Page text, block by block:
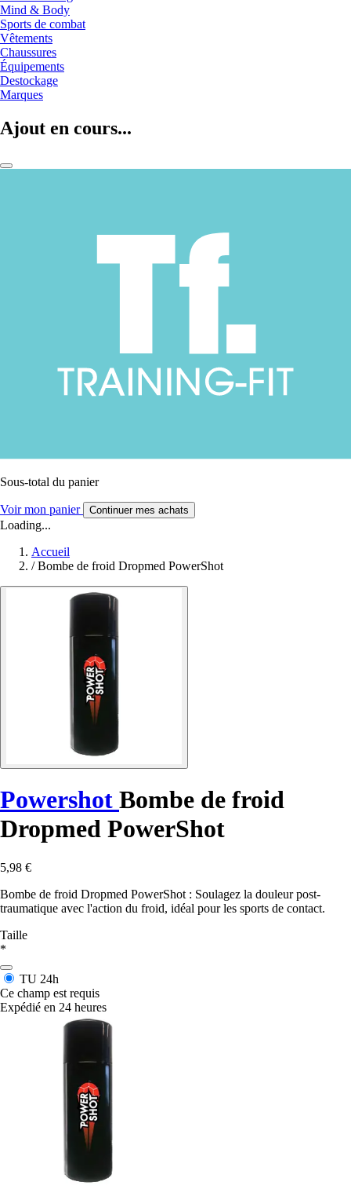
Mind & Body
Sports de combat
Vêtements
Chaussures
Équipements
Destockage
Marques
Ajout en cours...
Sous-total du panier
Voir mon panier Continuer mes achats
Loading...
Accueil
/ Bombe de froid Dropmed PowerShot
Powershot Bombe de froid
Dropmed PowerShot
5,98 €
Bombe de froid Dropmed PowerShot : Soulagez la douleur post-
traumatique avec l'action du froid, idéal pour les sports de contact.
Taille
*
TU 24h
Ce champ est requis
Expédié en 24 heures